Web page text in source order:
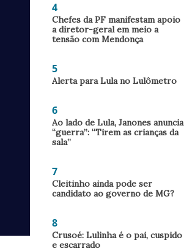
4
Chefes da PF manifestam apoio
a diretor-geral em meio a
tensão com Mendonça
5
Alerta para Lula no Lulômetro
6
Ao lado de Lula, Janones anuncia
“guerra”: “Tirem as crianças da
sala”
7
Cleitinho ainda pode ser
candidato ao governo de MG?
8
Crusoé: Lulinha é o pai, cuspido
e escarrado